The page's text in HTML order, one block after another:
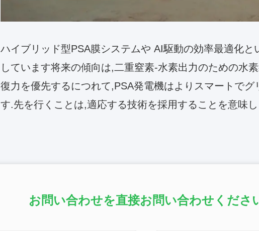
ハイブリッド型PSA膜システムや AI駆動の効率最適化
しています将来の傾向は,二重窒素-水素出力のための水
復力を優先するにつれて,PSA発電機はよりスマートで
す.先を行くことは,適応する技術を採用することを意味
お問い合わせを直接お問い合わせくださ